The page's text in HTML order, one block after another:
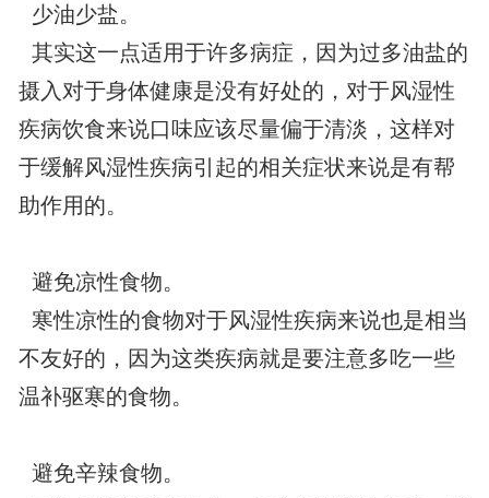
少油少盐。
其实这一点适用于许多病症，因为过多油盐的
摄入对于身体健康是没有好处的，对于风湿性
疾病饮食来说口味应该尽量偏于清淡，这样对
于缓解风湿性疾病引起的相关症状来说是有帮
助作用的。
避免凉性食物。
寒性凉性的食物对于风湿性疾病来说也是相当
不友好的，因为这类疾病就是要注意多吃一些
温补驱寒的食物。
避免辛辣食物。